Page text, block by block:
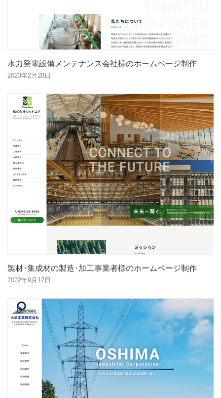
水力発電設備メンテナンス会社様のホームページ制作
2023年2月28日
製材･集成材の製造･加工事業者様のホームページ制作
2022年9月12日